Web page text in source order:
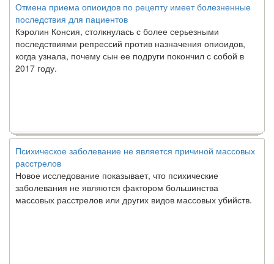
Отмена приема опиоидов по рецепту имеет болезненные
последствия для пациентов
Кэролин Консия, столкнулась с более серьезными
последствиями репрессий против назначения опиоидов,
когда узнала, почему сын ее подруги покончил с собой в
2017 году.
Психическое заболевание не является причиной массовых
расстрелов
Новое исследование показывает, что психические
заболевания не являются фактором большинства
массовых расстрелов или других видов массовых убийств.